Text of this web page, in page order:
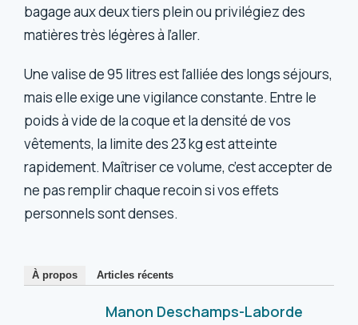
bagage aux deux tiers plein ou privilégiez des
matières très légères à l’aller.
Une valise de 95 litres est l’alliée des longs séjours,
mais elle exige une vigilance constante. Entre le
poids à vide de la coque et la densité de vos
vêtements, la limite des 23 kg est atteinte
rapidement. Maîtriser ce volume, c’est accepter de
ne pas remplir chaque recoin si vos effets
personnels sont denses.
À propos Articles récents
Manon Deschamps-Laborde